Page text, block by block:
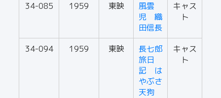
34-085 1959 東映
風雲
児 織
田信長
キャス
ト
34-094 1959 東映
長七郎
旅日
記 は
やぶさ
天狗
キャス
ト